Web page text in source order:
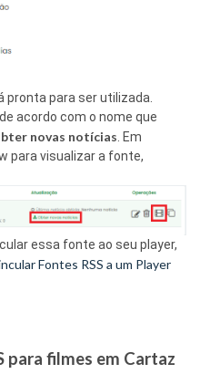
pronta para ser utilizada.
acordo com o nome que
novas notícias . Em
para visualizar a fonte,
essa fonte ao seu player,
Fontes RSS a um Player
para filmes em Cartaz